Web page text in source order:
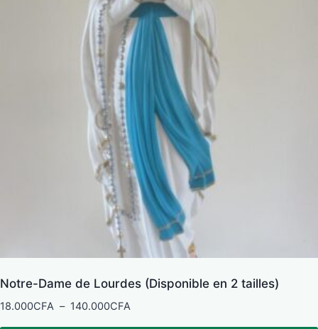
Notre-Dame de Lourdes (Disponible en 2 tailles)
18.000CFA – 140.000CFA